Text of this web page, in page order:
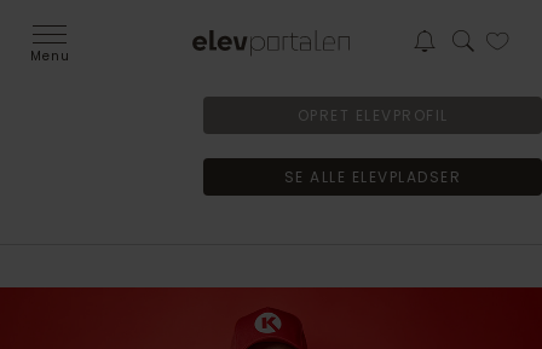
Menu
OPRET ELEVPROFIL
SE ALLE ELEVPLADSER